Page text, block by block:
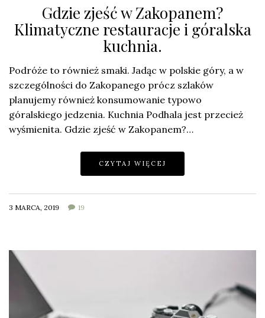
Gdzie zjeść w Zakopanem?
Klimatyczne restauracje i góralska
kuchnia.
Podróże to również smaki. Jadąc w polskie góry, a w
szczególności do Zakopanego prócz szlaków
planujemy również konsumowanie typowo
góralskiego jedzenia. Kuchnia Podhala jest przecież
wyśmienita. Gdzie zjeść w Zakopanem?…
CZYTAJ WIĘCEJ
3 MARCA, 2019 19